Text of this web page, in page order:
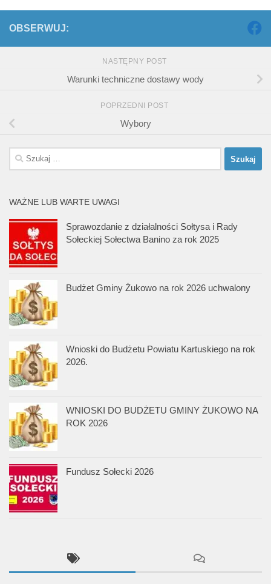
OBSERWUJ:
NASTĘPNY POST
Warunki techniczne dostawy wody
POPRZEDNI POST
Wybory
Szukaj:
WAŻNE LUB WARTE UWAGI
Sprawozdanie z działalności Sołtysa i Rady
Sołeckiej Sołectwa Banino za rok 2025
Budżet Gminy Żukowo na rok 2026 uchwalony
Wnioski do Budżetu Powiatu Kartuskiego na rok
2026.
WNIOSKI DO BUDŻETU GMINY ŻUKOWO NA
ROK 2026
Fundusz Sołecki 2026